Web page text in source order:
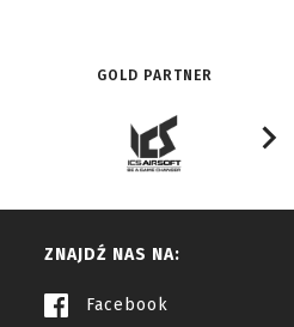
GOLD PARTNER
ZNAJDŹ NAS NA:
Facebook